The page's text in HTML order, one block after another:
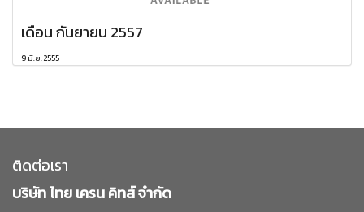
เดือน กันยายน 2557
9 มิ.ย. 2555
ติดต่อเรา
บริษัท ไทย เครน คิทส์ จำกัด